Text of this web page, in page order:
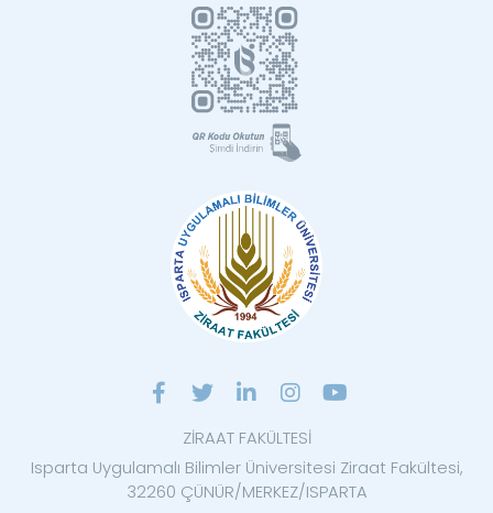
ZİRAAT FAKÜLTESİ
Isparta Uygulamalı Bilimler Üniversitesi Ziraat Fakültesi,
32260 ÇÜNÜR/MERKEZ/ISPARTA